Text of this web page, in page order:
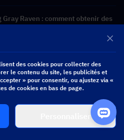
Raven : comment obtenir des
prix ?
pour la recharge de jeux :
les arnaques
dans AFK Journey – Compétences,
magiques, priorité d'arme EX et
des cookies pour collecter des
le contenu du site, les publicités et
» pour consentir, ou ajustez via «
de cookies en bas de page.
Personnaliser